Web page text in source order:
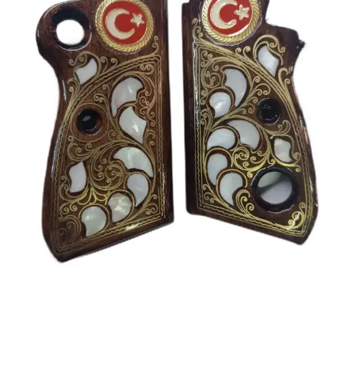
₺2,00.fiyat:
₺1,00.
Mod
71
işlemeli
KABZE